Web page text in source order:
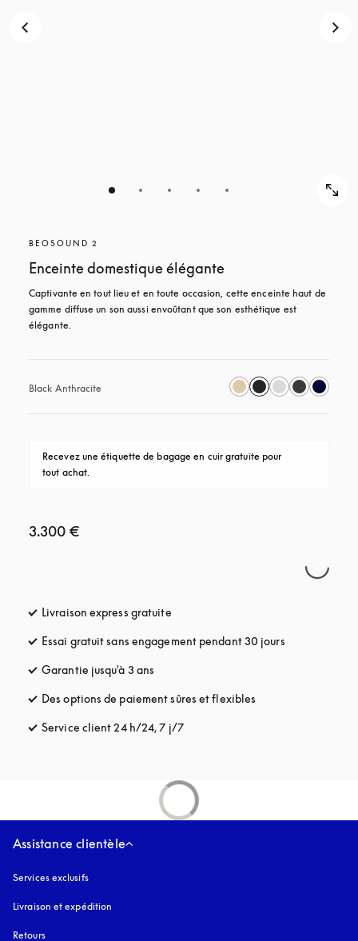
BEOSOUND 2
Enceinte domestique élégante
Captivante en tout lieu et en toute occasion, cette enceinte haut de
gamme diffuse un son aussi envoûtant que son esthétique est
élégante.
Black Anthracite
Recevez une étiquette de bagage en cuir gratuite pour
tout achat.
3.300 €
Livraison express gratuite
Essai gratuit sans engagement pendant 30 jours
Garantie jusqu'à 3 ans
Des options de paiement sûres et flexibles
Service client 24 h/24, 7 j/7s’ouvre dans un nouvel onglet
Assistance clientèle
Services exclusifs
Livraison et expédition
Retours